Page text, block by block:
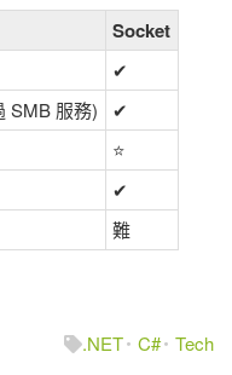
Socket
✔
SMB 服務)
✔
⭐
✔
難
.NET C# Tech